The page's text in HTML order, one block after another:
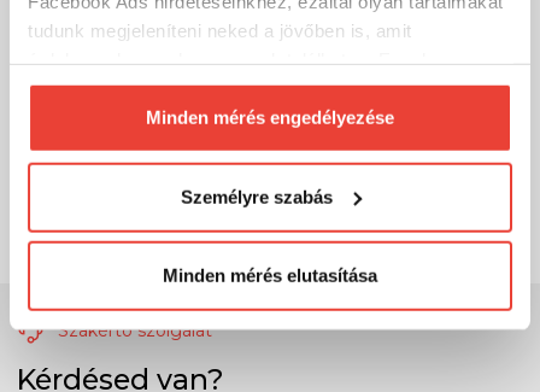
tudunk megjeleníteni neked a jövőben is, amit
biztosításához arra kérünk, hogy engedd meg
számunkra minden mérés használatát.
Természetesensoha semmilyen formában nem fogunk
megváltoztathatod a döntésed ezzel kapcsolatban.
Előre is köszönjük!
Minden mérés engedélyezése
Személyre szabás
Minden mérés elutasítása
Szakértő szolgálat
Kérdésed van?